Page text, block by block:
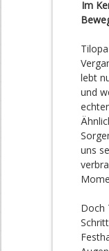
Im
lebt
und
uns
Doch